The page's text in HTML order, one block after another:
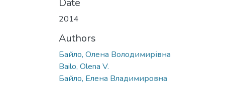
2014
Authors
Байло, Олена Володимирівна
Bailo, Olena V.
Байло, Елена Владимировна